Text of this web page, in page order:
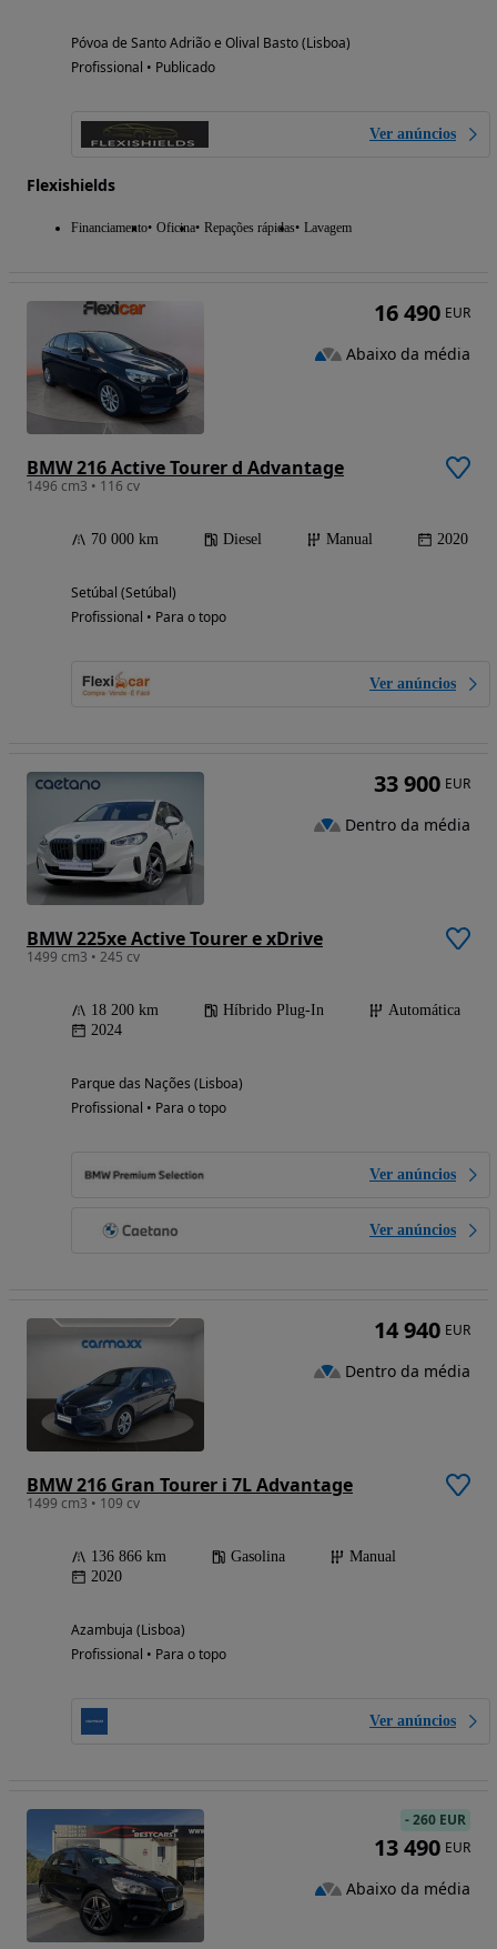
Póvoa de Santo Adrião e Olival Basto (Lisboa)
Profissional • Publicado
Ver anúncios
Flexishields
Financiamento Oficina Repações rápidas Lavagem
BMW 216 Active Tourer d Advantage
1496 cm3 • 116 cv
70 000 km Diesel Manual 2020
Setúbal (Setúbal)
Profissional • Para o topo
Ver anúncios
16 490 EUR
Abaixo da média
BMW 225xe Active Tourer e xDrive
1499 cm3 • 245 cv
18 200 km Híbrido Plug-In
Automática
2024
Parque das Nações (Lisboa)
Profissional • Para o topo
Ver anúncios
Ver anúncios
33 900 EUR
Dentro da média
BMW 216 Gran Tourer i 7L Advantage
1499 cm3 • 109 cv
136 866 km Gasolina
Manual
2020
Azambuja (Lisboa)
Profissional • Para o topo
Ver anúncios
14 940 EUR
Dentro da média
-260 EUR
13 490 EUR
Abaixo da média